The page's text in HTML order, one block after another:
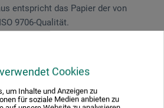
Cookies
um Inhalte und Anzeigen zu
für soziale Medien anbieten zu
entspricht das Papier der von
9706-Qualität.
und Fotoalben.